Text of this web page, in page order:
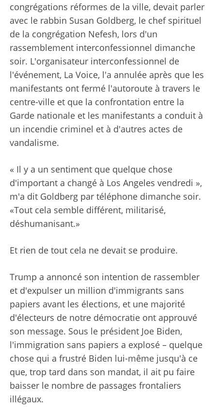
congrégations réformes de la ville, devait parler
avec le rabbin Susan Goldberg, le chef spirituel
de la congrégation Nefesh, lors d'un
rassemblement interconfessionnel dimanche
soir. L'organisateur interconfessionnel de
l'événement, La Voice, l'a annulée après que les
manifestants ont fermé l'autoroute à travers le
centre-ville et que la confrontation entre la
Garde nationale et les manifestants a conduit à
un incendie criminel et à d'autres actes de
vandalisme.
« Il y a un sentiment que quelque chose
d'important a changé à Los Angeles vendredi »,
m'a dit Goldberg par téléphone dimanche soir.
«Tout cela semble différent, militarisé,
déshumanisant.»
Et rien de tout cela ne devait se produire.
Trump a annoncé son intention de rassembler
et d'expulser un million d'immigrants sans
papiers avant les élections, et une majorité
d'électeurs de notre démocratie ont approuvé
son message. Sous le président Joe Biden,
l'immigration sans papiers a explosé – quelque
chose qui a frustré Biden lui-même jusqu'à ce
que, trop tard dans son mandat, il ait pu faire
baisser le nombre de passages frontaliers
illégaux.